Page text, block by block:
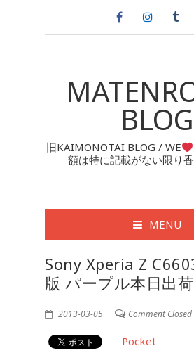
BLOG
旧KAIMONOTAI BLOG / WE
額は特に記載がない限り
MENU
Sony Xperia Z
版 パープル本日出
2013-03-05 Comment Closed
Pocket